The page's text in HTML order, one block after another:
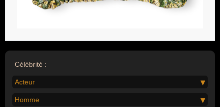
Célébrité :
Acteur
Homme